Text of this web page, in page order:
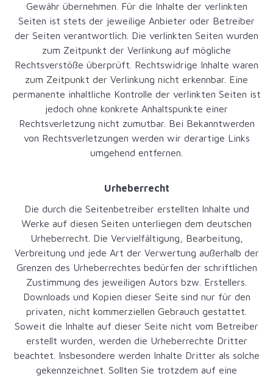
Gewähr übernehmen. Für die Inhalte der verlinkten
Seiten ist stets der jeweilige Anbieter oder Betreiber
der Seiten verantwortlich. Die verlinkten Seiten wurden
zum Zeitpunkt der Verlinkung auf mögliche
Rechtsverstöße überprüft. Rechtswidrige Inhalte waren
zum Zeitpunkt der Verlinkung nicht erkennbar. Eine
permanente inhaltliche Kontrolle der verlinkten Seiten ist
jedoch ohne konkrete Anhaltspunkte einer
Rechtsverletzung nicht zumutbar. Bei Bekanntwerden
von Rechtsverletzungen werden wir derartige Links
umgehend entfernen.
Urheberrecht
Die durch die Seitenbetreiber erstellten Inhalte und
Werke auf diesen Seiten unterliegen dem deutschen
Urheberrecht. Die Vervielfältigung, Bearbeitung,
Verbreitung und jede Art der Verwertung außerhalb der
Grenzen des Urheberrechtes bedürfen der schriftlichen
Zustimmung des jeweiligen Autors bzw. Erstellers.
Downloads und Kopien dieser Seite sind nur für den
privaten, nicht kommerziellen Gebrauch gestattet.
Soweit die Inhalte auf dieser Seite nicht vom Betreiber
erstellt wurden, werden die Urheberrechte Dritter
beachtet. Insbesondere werden Inhalte Dritter als solche
gekennzeichnet. Sollten Sie trotzdem auf eine